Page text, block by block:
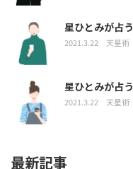
星ひとみが占
2021.3.22 天星術
星ひとみが占
2021.3.22 天星術
最新記事